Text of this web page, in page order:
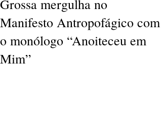
Grossa mergulha no
Manifesto Antropofágico com
o monólogo “Anoiteceu em
Mim”